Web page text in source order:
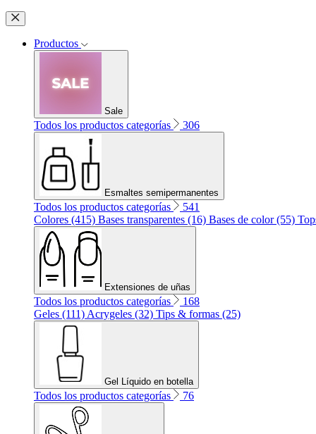
Productos
Sale
Todos los productos categorías 306
Esmaltes semipermanentes
Todos los productos categorías
541
Colores (415) Bases transparentes (16) Bases de color (55)
Extensiones de uñas
Todos los productos categorías
168
Geles (111) Acrygeles (32) Tips & formas (25)
Gel Líquido en botella
Todos los productos categorías 76